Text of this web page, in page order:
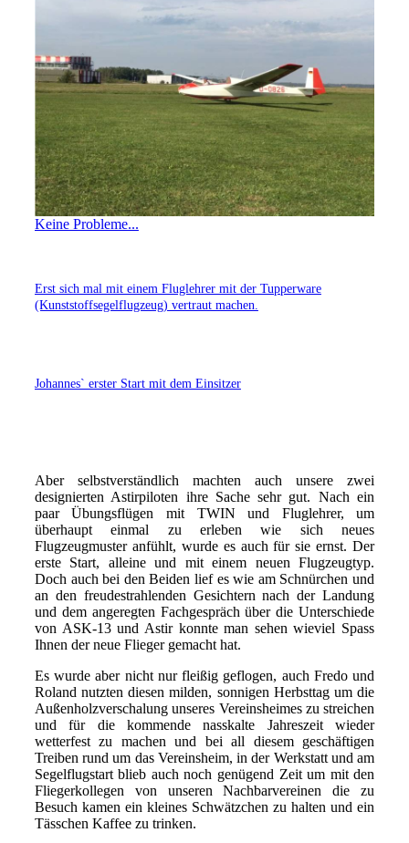
Keine Probleme...
Erst sich mal mit einem Fluglehrer mit der Tupperware
(Kunststoffsegelflugzeug) vertraut machen.
Johannes` erster Start mit dem Einsitzer
Aber selbstverständlich machten auch unsere zwei
designierten Astirpiloten ihre Sache sehr gut. Nach ein
paar Übungsflügen mit TWIN und Fluglehrer, um
überhaupt einmal zu erleben wie sich neues
Flugzeugmuster anfühlt, wurde es auch für sie ernst. Der
erste Start, alleine und mit einem neuen Flugzeugtyp.
Doch auch bei den Beiden lief es wie am Schnürchen und
an den freudestrahlenden Gesichtern nach der Landung
und dem angeregten Fachgespräch über die Unterschiede
von ASK-13 und Astir konnte man sehen wieviel Spass
Ihnen der neue Flieger gemacht hat.
Es wurde aber nicht nur fleißig geflogen, auch Fredo und
Roland nutzten diesen milden, sonnigen Herbsttag um die
Außenholzverschalung unseres Vereinsheimes zu streichen
und für die kommende nasskalte Jahreszeit wieder
wetterfest zu machen und bei all diesem geschäftigen
Treiben rund um das Vereinsheim, in der Werkstatt und am
Segelflugstart blieb auch noch genügend Zeit um mit den
Fliegerkollegen von unseren Nachbarvereinen die zu
Besuch kamen ein kleines Schwätzchen zu halten und ein
Tässchen Kaffee zu trinken.